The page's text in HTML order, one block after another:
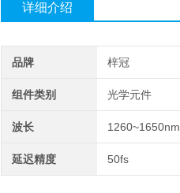
详细介绍
品牌 梓冠
组件类别 光学元件
波长 1260~1650nm
延迟精度 50fs